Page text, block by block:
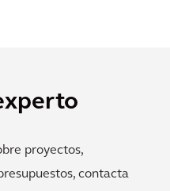
proyectos,
contacta